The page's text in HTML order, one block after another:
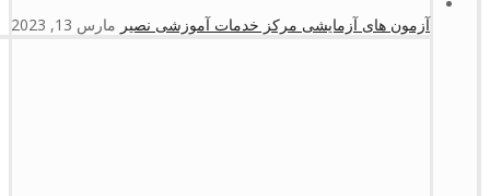
آزمون های آزمایشی مرکز خدمات آموزشی نصیر مارس 13, 2023